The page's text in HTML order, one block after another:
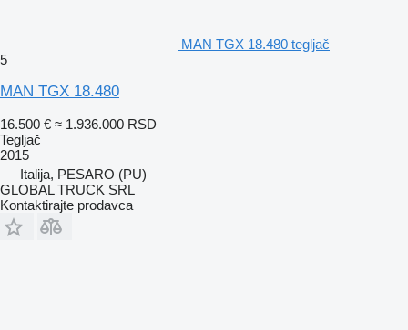
MAN TGX 18.480 tegljač
5
MAN TGX 18.480
16.500 € ≈ 1.936.000 RSD
Tegljač
2015
Italija, PESARO (PU)
GLOBAL TRUCK SRL
Kontaktirajte prodavca